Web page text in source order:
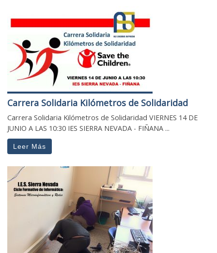
Carrera Solidaria Kilómetros de Solidaridad
Carrera Solidaria Kilómetros de Solidaridad VIERNES 14 DE
JUNIO A LAS 10:30 IES SIERRA NEVADA - FIÑANA ...
Leer Más